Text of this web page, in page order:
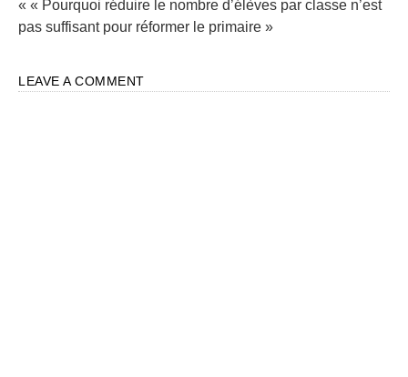
« « Pourquoi réduire le nombre d’élèves par classe n’est
pas suffisant pour réformer le primaire »
LEAVE A COMMENT